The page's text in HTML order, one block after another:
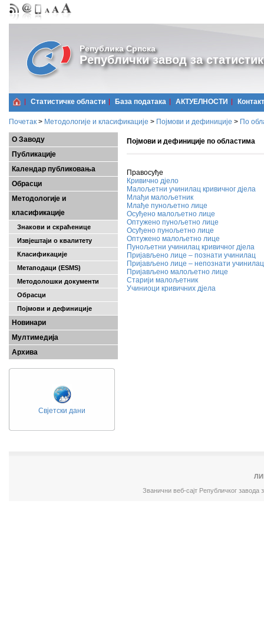
Република Српска
Републички завод за
Статистичке области Базa података АКТУЕЛНОСТИ Контакт
Почетак > Методологије и класификације > Појмови и дефиниције > По
О Заводу
Публикације
Календар публиковања
Обрасци
Методологије и
класификације
Знакови и скраћенице
Извјештаји о квалитету
Класификације
Метаподаци (ESMS)
Методолошки документи
Обрасци
Појмови и дефиниције
Новинари
Мултимедија
Архива
Свјетски дани
Појмови и дефиниције по областима
Правосуђе
Кривично дјело
Малољетни учинилац кривичног дјела
Млађи малољетник
Млађе пунољетно лице
Осуђено малољетно лице
Оптужено пунољетно лице
Осуђено пунољетно лице
Оптужено малољетно лице
Пунољетни учинилац кривичног дјела
Пријављено лице – познати учинилац
Пријављено лице – непознати учинилац
Пријављено малољетно лице
Старији малољетник
Учиниоци кривичних дјела
Званични веб-сајт Републичког